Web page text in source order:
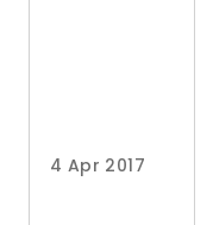
4 Apr 2017